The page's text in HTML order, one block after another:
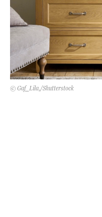
© Gaf_Lila,/Shutterstock